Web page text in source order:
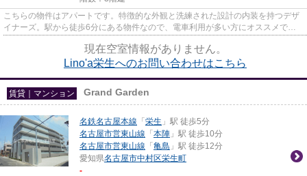
こちらの物件はアパートです。特徴的な外観と洗練された設計の内装を持つデザ
イナーズ。駅から徒歩6分にある物件なので、電車利用が多い方にオススメで
現在空室情報がありません。
Lino'a栄生へのお問い合わせはこちら
賃貸｜マンション Grand Garden
名鉄名古屋本線 「 栄生 」駅 徒歩5分
名古屋市営東山線 「 本陣 」駅 徒歩10分
名古屋市営東山線 「 亀島 」駅 徒歩12分
愛知県名古屋市中村区栄生町
-